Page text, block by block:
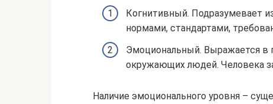
Когнитивный. Подразумевает
нормами, стандартами,
Эмоциональный. Выражается в
окружающих людей. Человека
Наличие эмоционального уровня –